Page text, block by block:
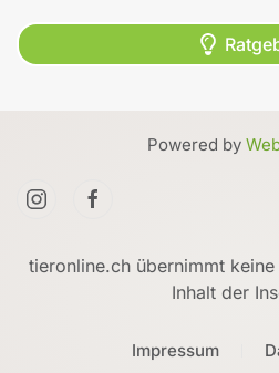
Powered by
tieronline.ch übernimmt
Inhalt der
Impressum